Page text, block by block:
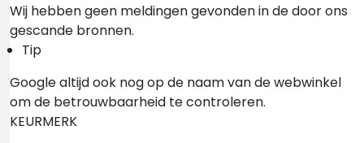
Wij hebben geen meldingen gevonden in de door ons
gescande bronnen.
Tip
Google altijd ook nog op de naam van de webwinkel
om de betrouwbaarheid te controleren.
KEURMERK